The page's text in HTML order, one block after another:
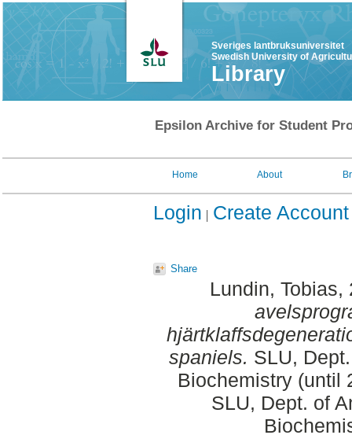
Sveriges lantbruksuniversitet
Swedish University of
Library
Epsilon Archive for Student
Home About
Login Create Account
Share
Lundin, Tobias,
spaniels. SLU,
Biochemistry (until
SLU, Dept. of